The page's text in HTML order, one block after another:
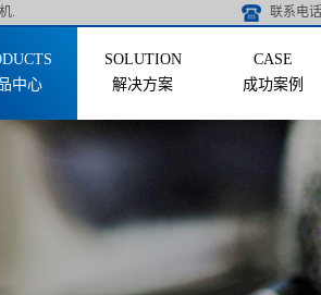
. 联系电
中心 解决方案 成功案例